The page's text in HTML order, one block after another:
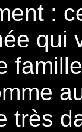
:
qui
très